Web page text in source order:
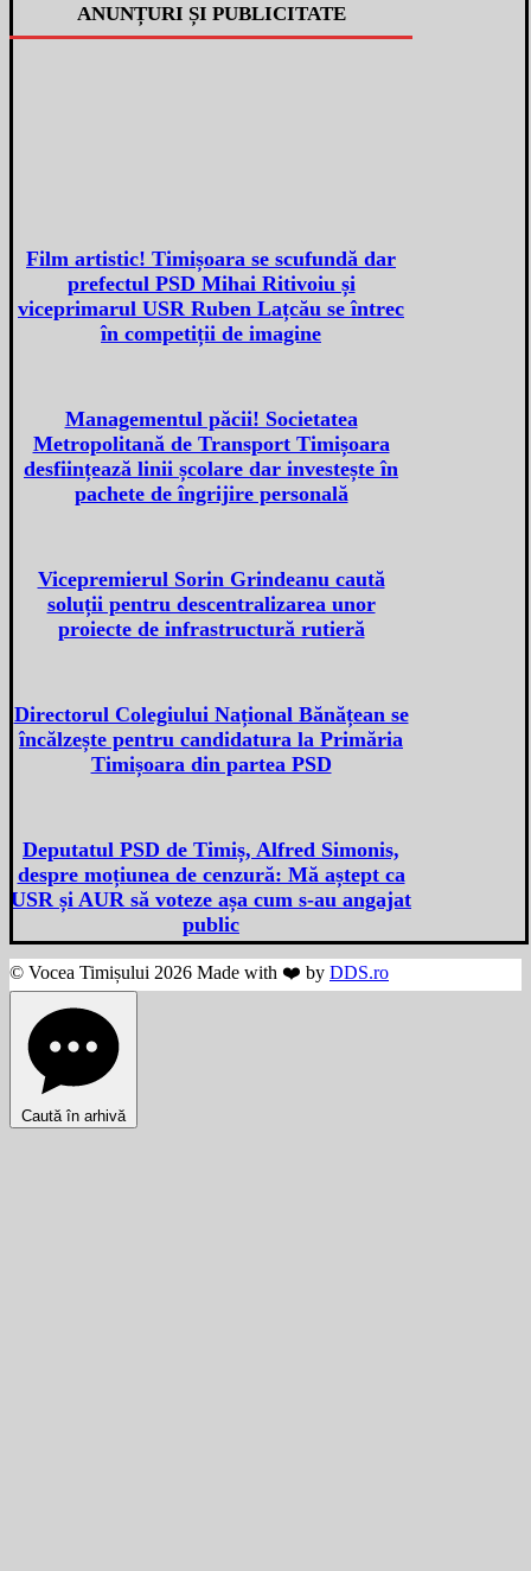
ANUNȚURI ȘI PUBLICITATE
Film artistic! Timișoara se scufundă dar
prefectul PSD Mihai Ritivoiu și
viceprimarul USR Ruben Lațcău se întrec
în competiții de imagine
Managementul păcii! Societatea
Metropolitană de Transport Timișoara
desființează linii școlare dar investește în
pachete de îngrijire personală
Vicepremierul Sorin Grindeanu caută
soluții pentru descentralizarea unor
proiecte de infrastructură rutieră
Directorul Colegiului Național Bănățean se
încălzește pentru candidatura la Primăria
Timișoara din partea PSD
Deputatul PSD de Timiș, Alfred Simonis,
despre moțiunea de cenzură: Mă aștept ca
USR și AUR să voteze așa cum s-au angajat
public
© Vocea Timișului 2026 Made with ❤️ by DDS.ro
Caută în arhivă